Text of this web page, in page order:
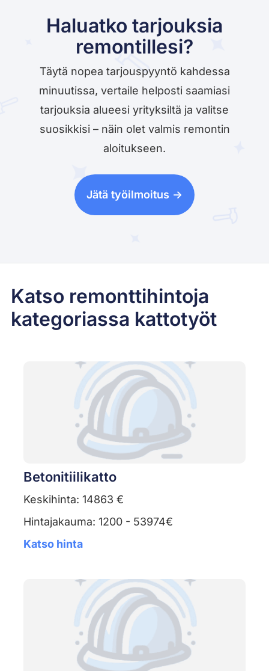
Haluatko tarjouksia
remontillesi?
Täytä nopea tarjouspyyntö kahdessa
minuutissa, vertaile helposti saamiasi
tarjouksia alueesi yrityksiltä ja valitse
suosikkisi – näin olet valmis remontin
aloitukseen.
Jätä työilmoitus ->
Katso remonttihintoja
kategoriassa kattotyöt
Betonitiilikatto
Keskihinta: 14863 €
Hintajakauma: 1200 - 53974€
Katso hinta